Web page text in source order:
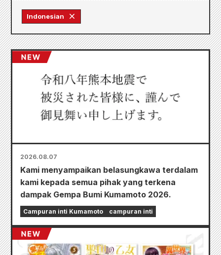
Indonesian
2026.08.07
Kami menyampaikan belasungkawa terdalam
kami kepada semua pihak yang terkena
dampak Gempa Bumi Kumamoto 2026.
Campuran inti Kumamoto campuran inti